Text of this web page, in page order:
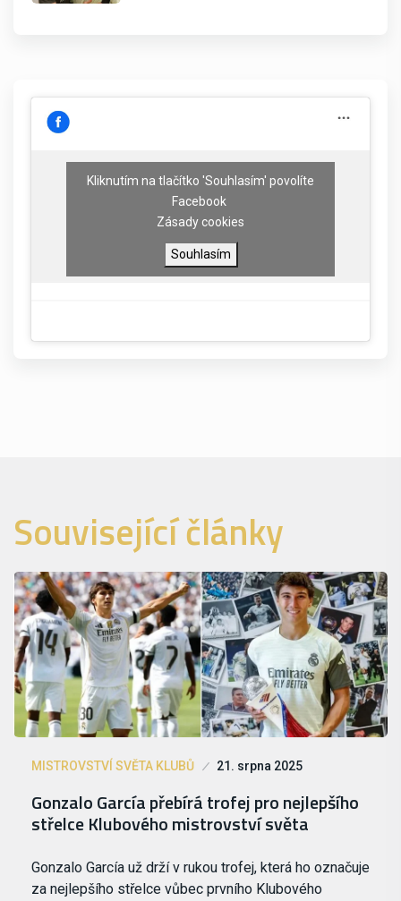
Kliknutím na tlačítko 'Souhlasím' povolíte
Facebook
Zásady cookies
Souhlasím
Související články
MISTROVSTVÍ SVĚTA KLUBŮ 21. srpna 2025
Gonzalo García přebírá trofej pro nejlepšího
střelce Klubového mistrovství světa
Gonzalo García už drží v rukou trofej, která ho označuje
za nejlepšího střelce vůbec prvního Klubového